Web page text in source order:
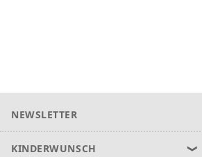
NEWSLETTER
KINDERWUNSCH